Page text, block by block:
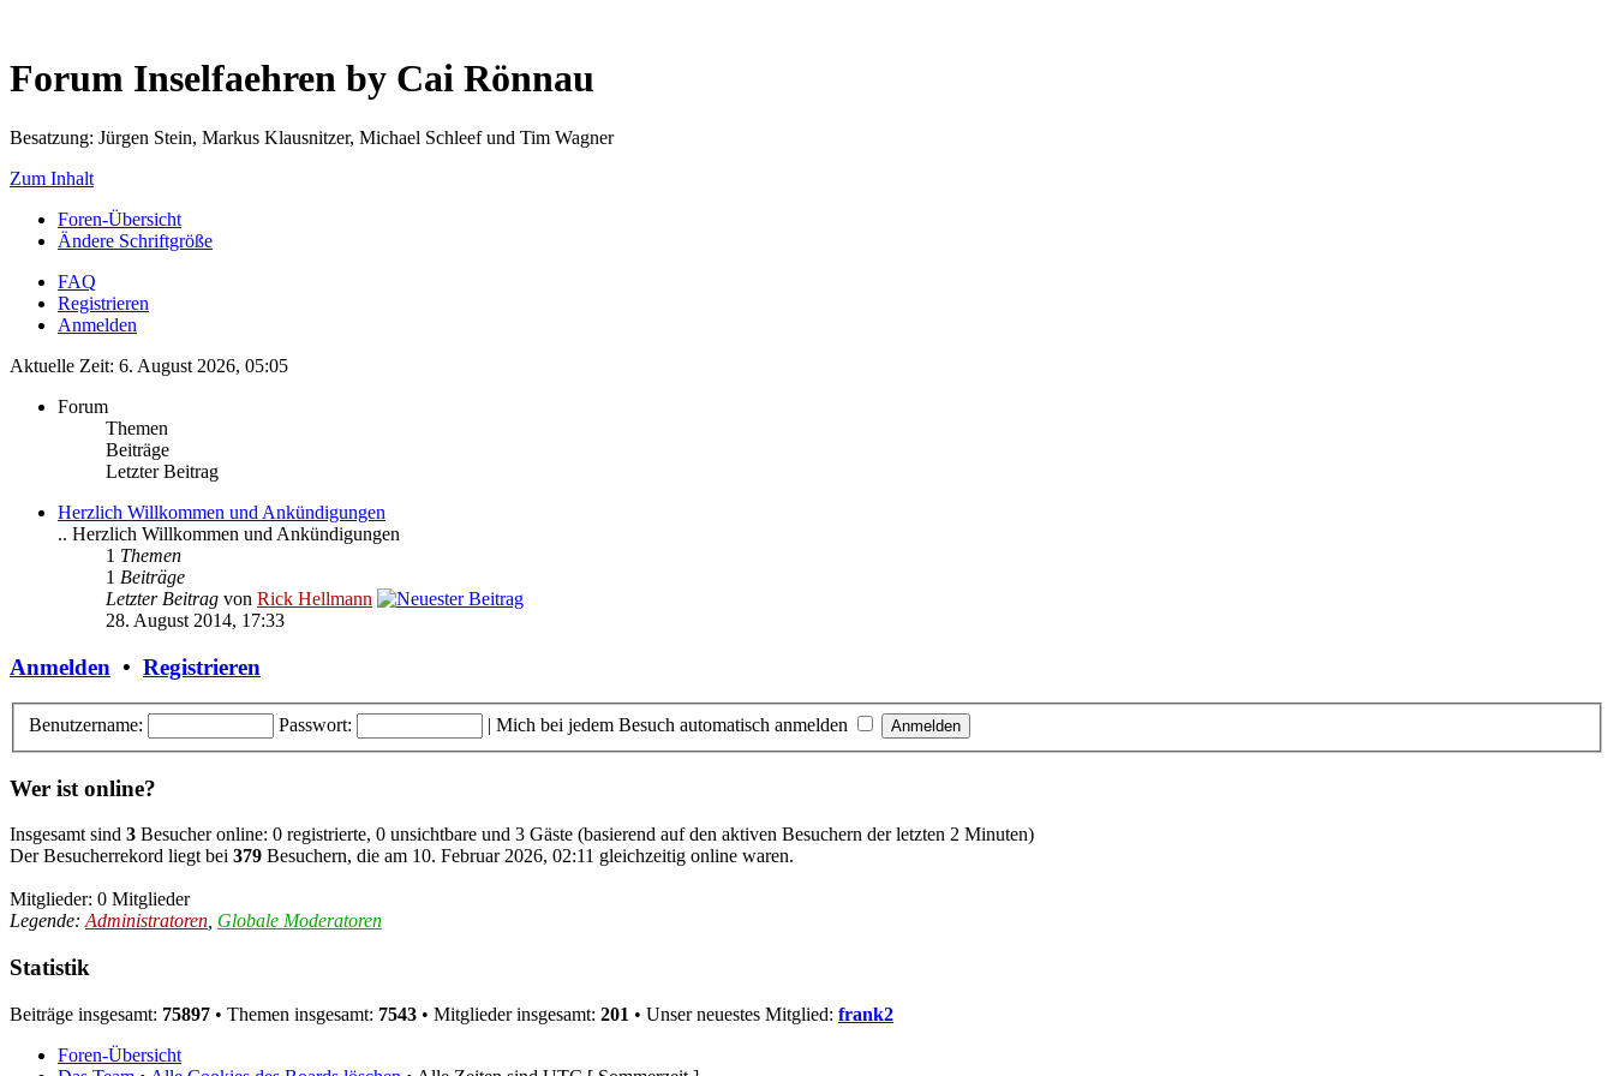
Forum Inselfaehren by Cai Rönnau
Besatzung: Jürgen Stein, Markus Klausnitzer, Michael Schleef und Tim Wagner
Zum Inhalt
Foren-Übersicht
Ändere Schriftgröße
FAQ
Registrieren
Anmelden
Aktuelle Zeit: 6. August 2026, 05:05
Forum
Themen
Beiträge
Letzter Beitrag
Herzlich Willkommen und Ankündigungen
.. Herzlich Willkommen und Ankündigungen
1 Themen
1 Beiträge
Letzter Beitrag von Rick Hellmann
28. August 2014, 17:33
Anmelden • Registrieren
Benutzername: Passwort: | Mich bei jedem Besuch automatisch anmelden
Wer ist online?
Insgesamt sind 3 Besucher online: 0 registrierte, 0 unsichtbare und 3 Gäste (basierend auf den aktiven Besuchern der letzten 2 Minuten)
Der Besucherrekord liegt bei 379 Besuchern, die am 10. Februar 2026, 02:11 gleichzeitig online waren.
Mitglieder: 0 Mitglieder
Legende: Administratoren Globale Moderatoren
Statistik
Beiträge insgesamt: 75897 • Themen insgesamt: 7543 • Mitglieder insgesamt: 201 • Unser neuestes Mitglied: frank2
Foren-Übersicht